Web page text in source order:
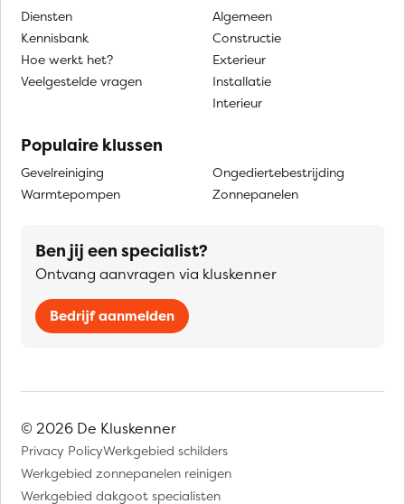
Diensten
Kennisbank
Hoe werkt het?
Veelgestelde vragen
Algemeen
Constructie
Exterieur
Installatie
Interieur
Populaire klussen
Gevelreiniging
Warmtepompen
Ongediertebestrijding
Zonnepanelen
Ben jij een specialist?
Ontvang aanvragen via kluskenner
Bedrijf aanmelden
© 2026 De Kluskenner
Privacy PolicyWerkgebied schilders
Werkgebied zonnepanelen reinigen
Werkgebied dakgoot specialisten